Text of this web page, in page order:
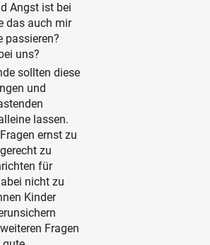
Angst ist bei
das auch mir
passieren?
uns?
sollten diese
und
lassen.
ernst zu
zu
für
nicht zu
Kinder
Fragen